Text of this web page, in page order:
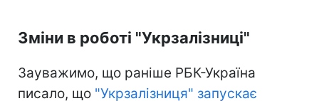
Зміни в роботі "Укрзалізниці"
Зауважимо, що раніше РБК-Україна
писало, що "Укрзалізниця" запускає